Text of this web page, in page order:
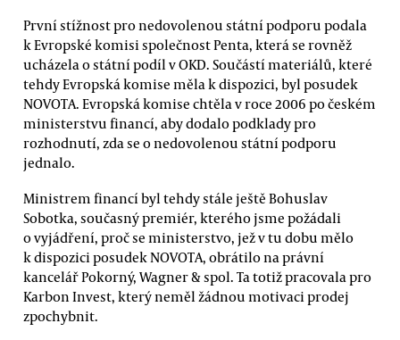
První stížnost pro nedovolenou státní podporu podala
k Evropské komisi společnost Penta, která se rovněž
ucházela o státní podíl v OKD. Součástí materiálů, které
tehdy Evropská komise měla k dispozici, byl posudek
NOVOTA. Evropská komise chtěla v roce 2006 po českém
ministerstvu financí, aby dodalo podklady pro
rozhodnutí, zda se o nedovolenou státní podporu
jednalo.
Ministrem financí byl tehdy stále ještě Bohuslav
Sobotka, současný premiér, kterého jsme požádali
o vyjádření, proč se ministerstvo, jež v tu dobu mělo
k dispozici posudek NOVOTA, obrátilo na právní
kancelář Pokorný, Wagner & spol. Ta totiž pracovala pro
Karbon Invest, který neměl žádnou motivaci prodej
zpochybnit.